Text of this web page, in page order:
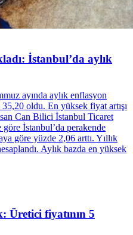
İstanbul’da aylık
ayında aylık enflasyon
oldu. En yüksek fiyat artışı
Can Bilici İstanbul Ticaret
göre İstanbul’da perakende
göre yüzde 2,06 arttı. Yıllık
Aylık bazda en yüksek
Üretici fiyatının 5